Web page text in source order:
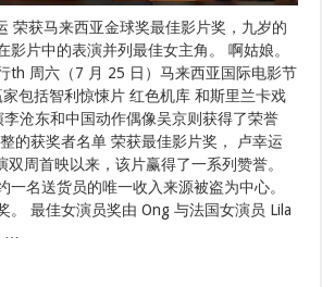
荣获马来西亚金球奖最佳影片奖，九岁的
影片中的表演并列最佳女主角。 啊姑娘。
th 周六（7 月 25 日）马来西亚国际电影节
家包括智利惊悚片 红色机库 和斯里兰卡戏
沧东和中国动作偶像吴京则获得了荣誉
的获奖者名单 荣获最佳影片奖， 卢幸运
双周首映以来，该片赢得了一系列赞誉。
一名送货员的唯一收入来源被盗为中心。
。 最佳女演员奖由 Ong 与法国女演员 Lila
…